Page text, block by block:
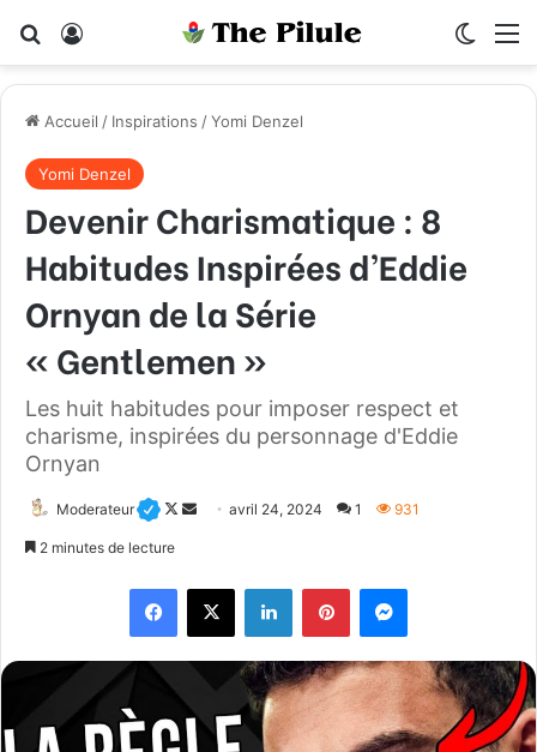
Rechercher
Accueil / Inspirations /Yomi Denzel
Yomi Denzel
Devenir Charismatique : 8
Habitudes Inspirées d’Eddie
Ornyan de la Série
« Gentlemen »
Les huit habitudes pour imposer respect et
charisme, inspirées du personnage d'Eddie
Ornyan
Moderateur
F
n
X
y
n
avril 24, 2024 1 931
2 minutes de lecture